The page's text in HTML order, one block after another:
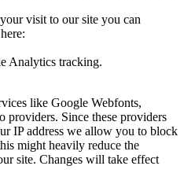
visit to our site you can
Analytics tracking.
like Google Webfonts,
providers. Since these providers
IP address we allow you to block
might heavily reduce the
site. Changes will take effect